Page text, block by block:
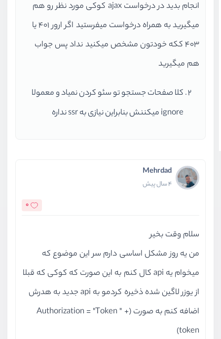
انجام بدید در درخواست ajax کوکی مورد نظر رو هم
میگیرید به همراه درخواست میفرستید اگر ارور ۴۰۱ یا
۴۰۳ ککه خودتون مشخص میکنید نداد پس جواب
هم میگیرید
کلا صفحات جستجو تو سئو کردن نمیاد و معمولا
ignore میکننش بنابراین نیازی به ssr نداره
Mehrdad
4 سال پیش
0
سلام وقت بخیر
من یه روز مشکل اساسی دارم سر این موضوع که
میخوام یه api کال کنم به این صورت که کوکی که قبلا
از یوزر لاگین شده ذخیره کردمو به api جدید به هدرش
اضافه کنم به صورت (Authorization = "Token " +
token)